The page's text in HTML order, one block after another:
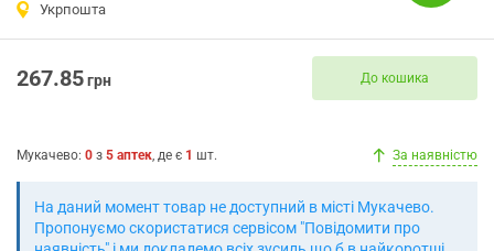
Укрпошта
267.85грн До кошика
Мукачево: 0 з 5 аптек, де є 1 шт. За наявністю
На даний момент товар не доступний в місті Мукачево.
Пропонуємо скористатися сервісом "Повідомити про